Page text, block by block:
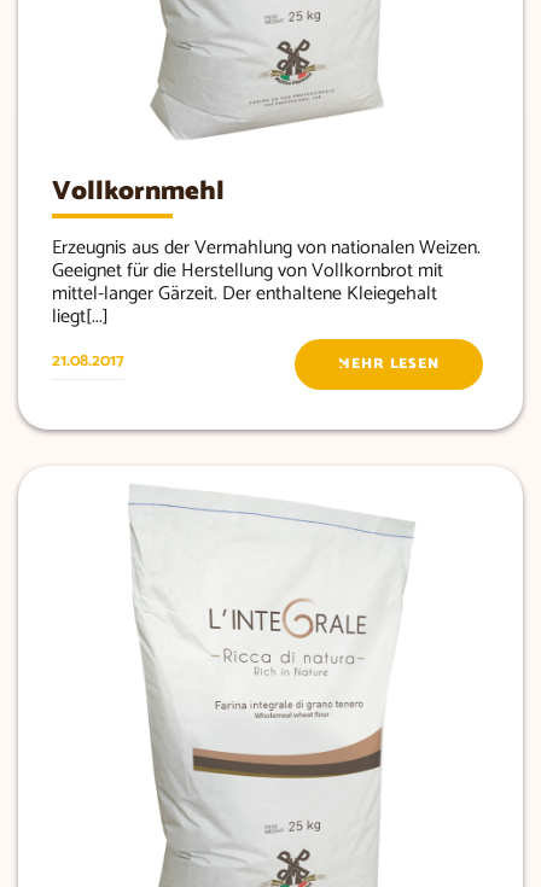
Vollkornmehl
Erzeugnis aus der Vermahlung von nationalen Weizen.
Geeignet für die Herstellung von Vollkornbrot mit
mittel-langer Gärzeit. Der enthaltene Kleiegehalt
liegt[...]
21.08.2017 MEHR LESEN